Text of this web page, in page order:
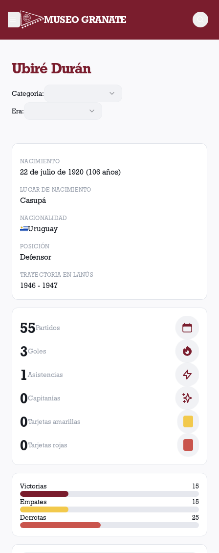
MUSEO GRANATE
Ubiré Durán
Categoría:
Era:
NACIMIENTO
22 de julio de 1920 (106 años)
LUGAR DE NACIMIENTO
Casupá
NACIONALIDAD
Uruguay
POSICIÓN
Defensor
TRAYECTORIA EN LANÚS
1946 - 1947
55Partidos
3Goles
1Asistencias
0Capitanías
0Tarjetas amarillas
0Tarjetas rojas
Victorias
15
Empates
15
Derrotas
25